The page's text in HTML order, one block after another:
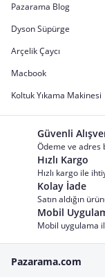
Pazarama Blog
Dyson Süpürge
Arçelik Çaycı
Macbook
Koltuk Yıkama Makinesi
Güvenli
Ödeme ve adres
Hızlı Kargo
Hızlı kargo ile
Kolay İade
Satın aldığın
Mobil
Mobil uygulama
Pazarama.com